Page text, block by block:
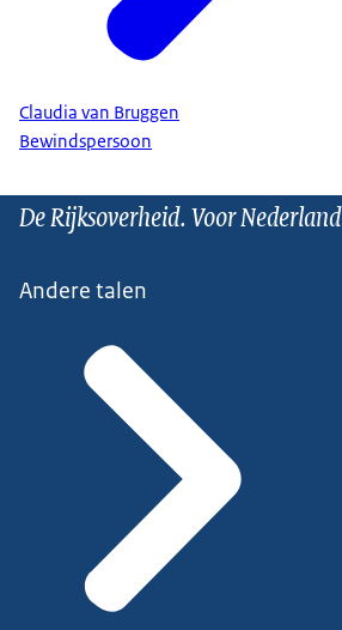
Claudia van Bruggen
Bewindspersoon
De Rijksoverheid. Voor Nederland
Andere talen